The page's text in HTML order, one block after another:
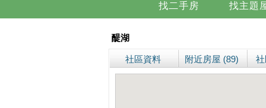
找二手房 找主題
醍湖
社區資料 附近房屋 (89)